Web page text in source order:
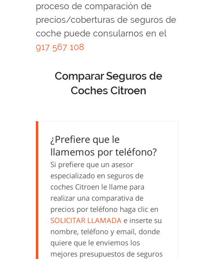
proceso de comparación de
precios/coberturas de seguros de
coche puede consularnos en el
917 567 108
Comparar Seguros de
Coches Citroen
¿Prefiere que le
llamemos por teléfono?
Si prefiere que un asesor
especializado en seguros de
coches Citroen le llame para
realizar una comparativa de
precios por teléfono haga clic en
SOLICITAR LLAMADA e inserte su
nombre, teléfono y email, donde
quiere que le enviemos los
mejores presupuestos de seguros